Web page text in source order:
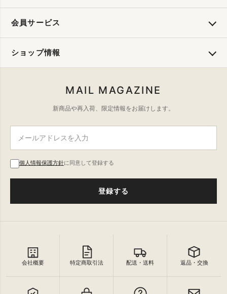
会員サービス
ショップ情報
MAIL MAGAZINE
新商品や再入荷、限定情報をお届けします。
個人情報保護方針に同意して登録する
登録する
会社概要 特定商取引法 配送・送料 返品・交換